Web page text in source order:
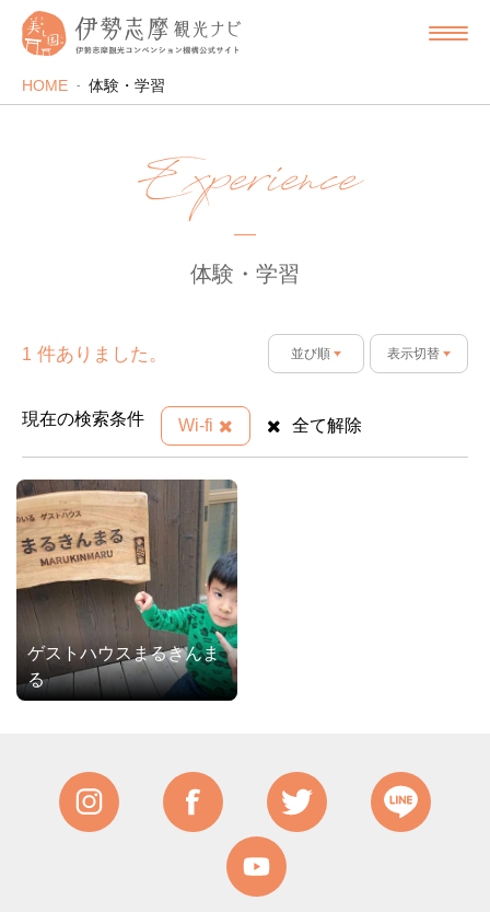
HOME 体験・学習
Experience
体験・学習
1 件ありました。 並び順 表示切替
現在の検索条件 Wi-fi 全て解除
ゲストハウスまるきんま
る